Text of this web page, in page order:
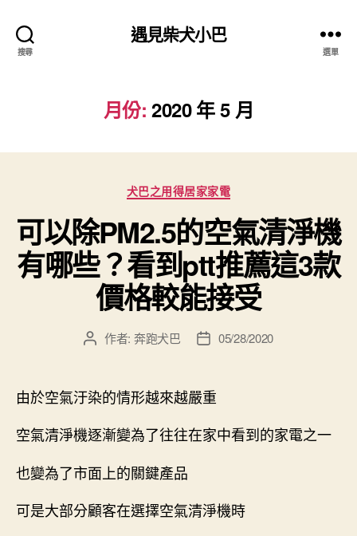
搜尋
遇見柴犬小巴
選單
月份: 2020 年 5 月
分
類
犬巴之用得居家家電
可以除PM2.5的空氣清淨機
有哪些？看到ptt推薦這3款
價格較能接受
文
者
作者: 奔跑犬巴
文
佈
日
期
05/28/2020
由於空氣汙染的情形越來越嚴重
空氣清淨機逐漸變為了往往在家中看到的家電之一
也變為了市面上的關鍵產品
可是大部分顧客在選擇空氣清淨機時